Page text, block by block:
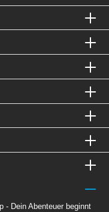
- Dein Abenteuer beginnt